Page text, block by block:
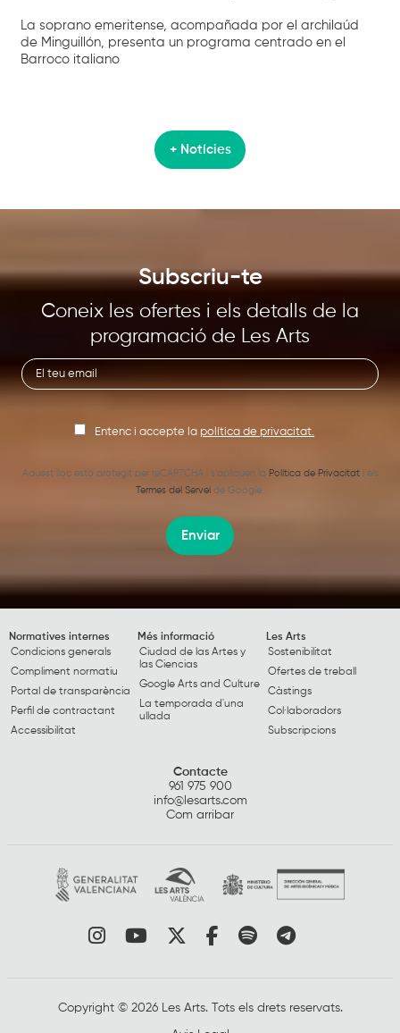
La soprano emeritense, acompañada por el archilaúd
de Minguillón, presenta un programa centrado en el
Barroco italiano
+ Notícies
Subscriu-te
Coneix les ofertes i els detalls de la
programació de Les Arts
Entenc i accepte la política de privacitat.
Aquest lloc està protegit per reCAPTCHA i s’apliquen la Política de Privacitati els
Termes del Servei de Google.
Enviar
Normatives internes
Condicions generals
Compliment normatiu
Portal de transparència
Perfil de contractant
Accessibilitat
Més informació
Ciudad de las Artes y
las Ciencias
Google Arts and Culture
La temporada d'una
ullada
Les Arts
Sostenibilitat
Ofertes de treball
Càstings
Col·laboradors
Subscripcions
Contacte
961 975 900
info@lesarts.com
Com arribar
Link a instagram
Link a youtube
Link a twitter
Link a facebook
Link a spotify
Link a
Copyright © 2026 Les Arts. Tots els drets reservats.